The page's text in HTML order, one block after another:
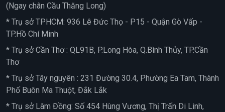
(Ngay chân Cầu Thăng Long)
* Trụ sở TPHCM: 936 Lê Đức Thọ - P15 - Quận Gò Vấp -
TP.Hồ Chí Minh
* Trụ sở Cần Thơ : QL91B, P.Long Hòa, Q.Bình Thủy, TP.Cần
Thơ
* Trụ sở Tây nguyên : 231 Đường 30.4, Phường Ea Tam, Thành
Phố Buôn Ma Thuột, Đắk Lắk
* Trụ sở Lâm Đồng: Số 454 Hùng Vương, Thị Trấn Di Linh,